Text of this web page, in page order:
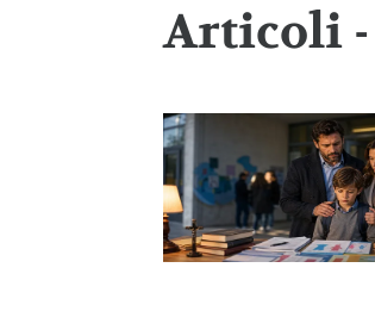
Articoli